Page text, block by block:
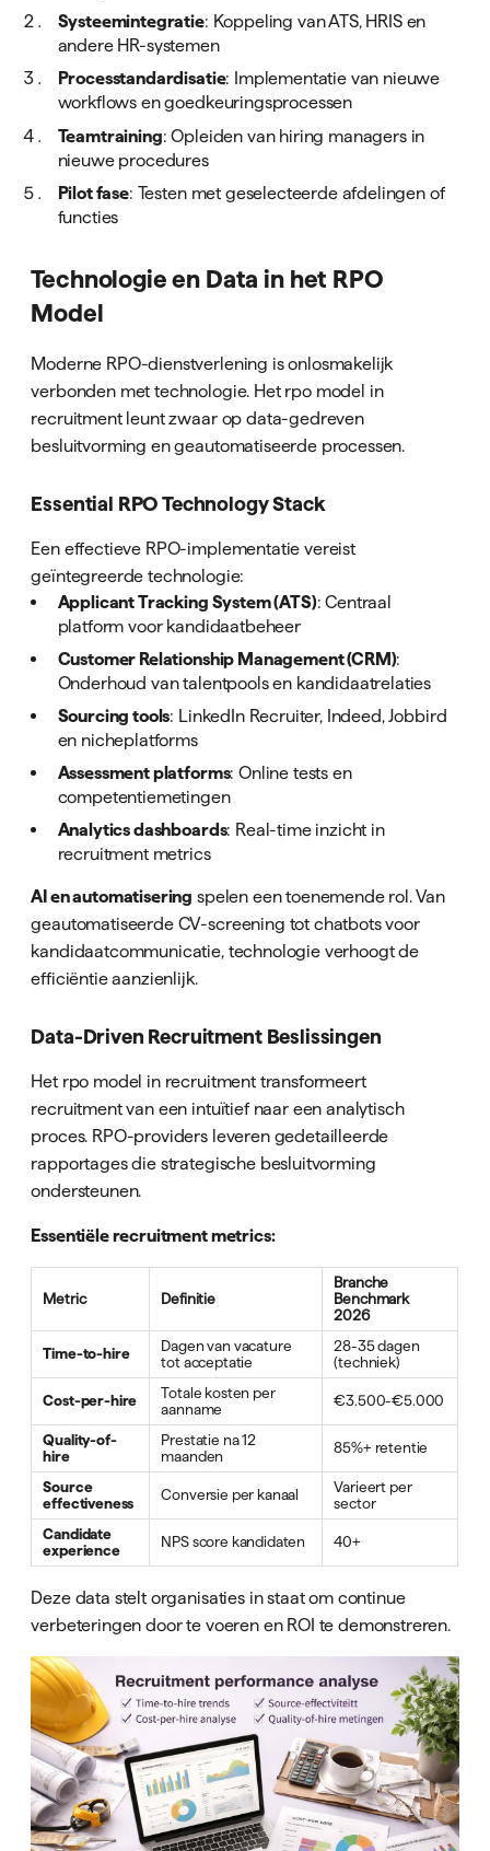
Systeemintegratie: Koppeling van ATS, HRIS en
andere HR-systemen
Processtandardisatie: Implementatie van nieuwe
workflows en goedkeuringsprocessen
Teamtraining: Opleiden van hiring managers in
nieuwe procedures
Pilot fase: Testen met geselecteerde afdelingen of
functies
Technologie en Data in het RPO
Model
Moderne RPO-dienstverlening is onlosmakelijk
verbonden met technologie. Het rpo model in
recruitment leunt zwaar op data-gedreven
besluitvorming en geautomatiseerde processen.
Essential RPO Technology Stack
Een effectieve RPO-implementatie vereist
geïntegreerde technologie:
Applicant Tracking System (ATS): Centraal
platform voor kandidaatbeheer
Customer Relationship Management (CRM):
Onderhoud van talentpools en kandidaatrelaties
Sourcing tools: LinkedIn Recruiter, Indeed, Jobbird
en nicheplatforms
Assessment platforms: Online tests en
competentiemetingen
Analytics dashboards: Real-time inzicht in
recruitment metrics
AI en automatisering spelen een toenemende rol. Van
geautomatiseerde CV-screening tot chatbots voor
kandidaatcommunicatie, technologie verhoogt de
efficiëntie aanzienlijk.
Data-Driven Recruitment Beslissingen
Het rpo model in recruitment transformeert
recruitment van een intuïtief naar een analytisch
proces. RPO-providers leveren gedetailleerde
rapportages die strategische besluitvorming
ondersteunen.
Essentiële recruitment metrics:
Metric Definitie
Branche
Benchmark
2026
Time-to-hire
Dagen van vacature
tot acceptatie
28-35 dagen
(techniek)
Cost-per-hire
Totale kosten per
aanname
€3.500-€5.000
Quality-of-
hire
Prestatie na 12
maanden
85%+ retentie
Source
effectiveness
Conversie per kanaal
Varieert per
sector
Candidate
experience
NPS score kandidaten 40+
Deze data stelt organisaties in staat om continue
verbeteringen door te voeren en ROI te demonstreren.